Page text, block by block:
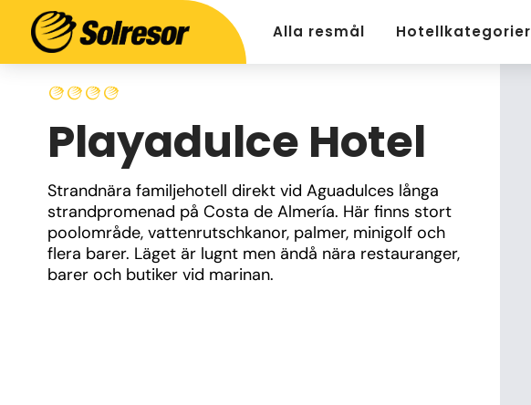
Alla resmål Hotellkategorier
Playadulce Hotel
Strandnära familjehotell direkt vid Aguadulces långa
strandpromenad på Costa de Almería. Här finns stort
poolområde, vattenrutschkanor, palmer, minigolf och
flera barer. Läget är lugnt men ändå nära restauranger,
barer och butiker vid marinan.